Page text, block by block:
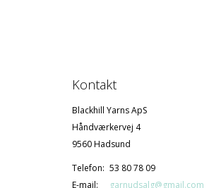
Kontakt
Blackhill Yarns ApS
Håndværkervej 4
9560 Hadsund
Telefon: 53 80 78 09
E-mail:
garnudsalg@gmail.com